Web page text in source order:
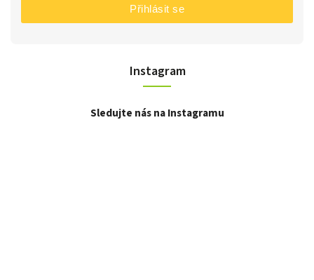
Instagram
Sledujte nás na Instagramu
Přihlásit se